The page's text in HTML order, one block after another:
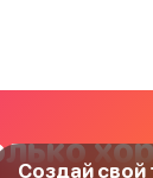
Создай свой